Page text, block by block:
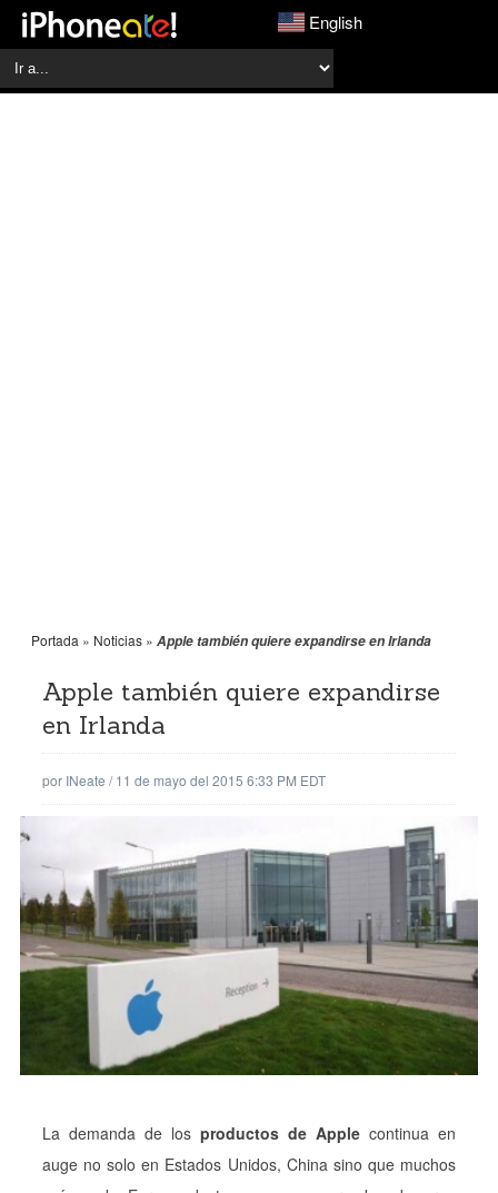
English
Portada » Noticias » Apple también quiere expandirse en Irlanda
Apple también quiere expandirse
en Irlanda
por INeate /11 de mayo del 2015 6:33 PM EDT
La demanda de los productos de Apple continua en
auge no solo en Estados Unidos, China sino que muchos